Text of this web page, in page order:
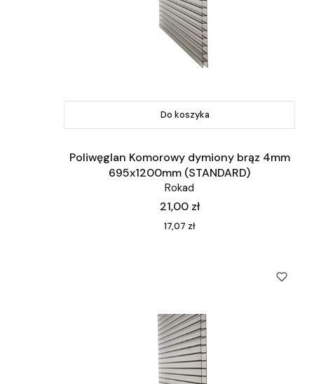
Do koszyka
Poliwęglan Komorowy dymiony brąz 4mm
695x1200mm (STANDARD)
Rokad
Cena
21,00 zł
Cena
17,07 zł